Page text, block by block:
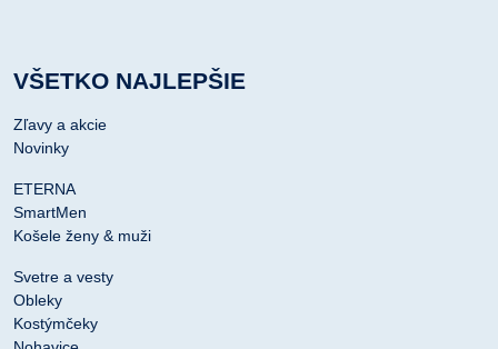
VŠETKO NAJLEPŠIE
Zľavy a akcie
Novinky
ETERNA
SmartMen
Košele ženy & muži
Svetre a vesty
Obleky
Kostýmčeky